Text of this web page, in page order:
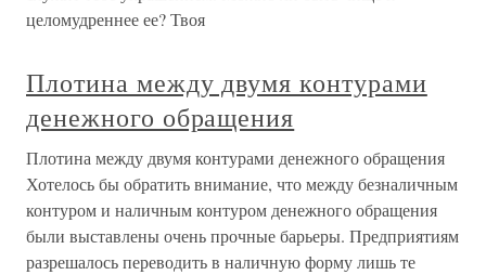
целомудреннее ее? Твоя
Плотина между двумя контурами
денежного обращения
Плотина между двумя контурами денежного обращения
Хотелось бы обратить внимание, что между безналичным
контуром и наличным контуром денежного обращения
были выставлены очень прочные барьеры. Предприятиям
разрешалось переводить в наличную форму лишь те